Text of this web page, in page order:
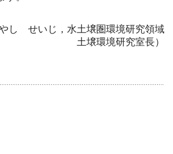
やし せいじ，水土壌圏環境研究領域
土壌環境研究室長）